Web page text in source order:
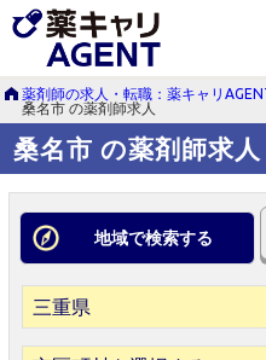
薬剤師の求人・転職：薬キャリ
桑名市 の薬剤師求人
桑名市 の薬剤師求人
地域で検索する